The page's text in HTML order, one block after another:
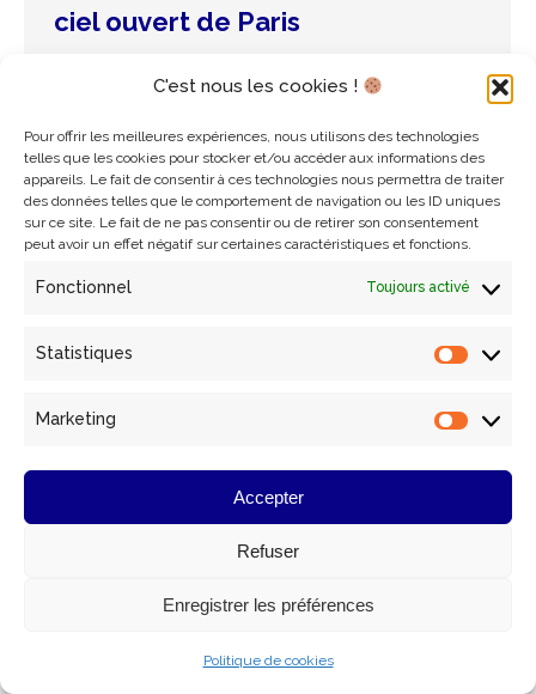
C'est nous les cookies !
Pour offrir les meilleures expériences, nous utilisons des technologies
telles que les cookies pour stocker et/ou accéder aux informations des
appareils. Le fait de consentir à ces technologies nous permettra de traiter
des données telles que le comportement de navigation ou les ID uniques
sur ce site. Le fait de ne pas consentir ou de retirer son consentement
peut avoir un effet négatif sur certaines caractéristiques et fonctions.
Fonctionnel Toujours activé
Statistiques
Marketing
Accepter
Refuser
Enregistrer les préférences
Politique de cookies
ciel ouvert de Paris
Le canal de l’Ourcq à Paris se transforme en un
véritable musée à ciel ouvert, où l’art urbain
s’épanouit librement. Des quais aux murs
environnants, le street art métamorphose
l’espace public en un lieu de créativité et
d’expression unique. Plongez dans cet univers
artistique vibrant, où le Festival Street Art
© AKWA 2025
Accès aux mentions légales